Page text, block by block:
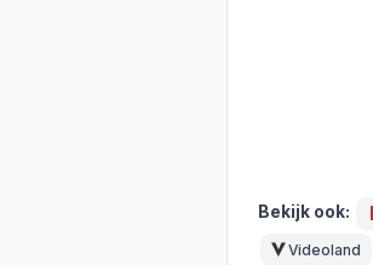
Bekijk ook:
Videoland